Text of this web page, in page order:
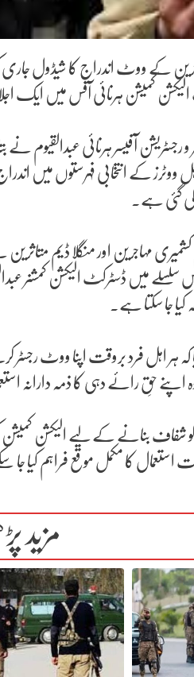
کے ووٹ اندراج کا شیڈول جاری
کمیشن ہرنائی آفس میں ایک
آفیسر ہرنائی عبدالقیوم نے
ووٹرز کے انتخابی فہرستوں
مہاجرین اور منگلا ڈیم
کہ ہر اہل فرد بروقت اپنا ووٹ
حقِ رائے دہی کا ذمہ دارانہ
کو شفاف بنانے کے لیے الیکشن
کا مکمل موقع فراہم کیا جا
مزید